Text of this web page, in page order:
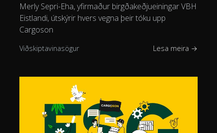
Merly Sepri-Eha, yfirmaður birgðakeðjueiningar VBH
Eistlandi, útskýrir hvers vegna þeir tóku upp
Cargoson
Viðskiptavinasögur Lesa meira →